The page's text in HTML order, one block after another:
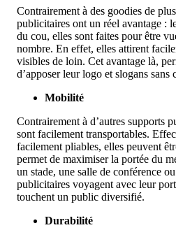
Contrairement à des goodies de
publicitaires ont un réel avantage :
du cou, elles sont faites pour être
nombre. En effet, elles attirent
visibles de loin. Cet avantage là,
d’apposer leur logo et slogans sans
Mobilité
Contrairement à d’autres supports
sont facilement transportables.
facilement pliables, elles peuvent
permet de maximiser la portée du
un stade, une salle de conférence
publicitaires voyagent avec leur
touchent un public diversifié.
Durabilité